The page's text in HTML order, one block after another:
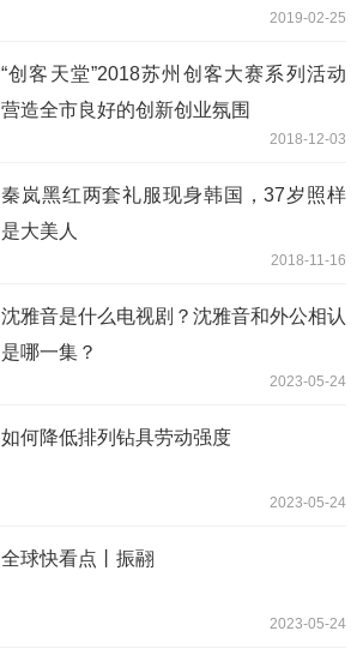
2019-02-25
“创客天堂”2018苏州创客大赛系列活动
营造全市良好的创新创业氛围
2018-12-03
秦岚黑红两套礼服现身韩国，37岁照样
是大美人
2018-11-16
沈雅音是什么电视剧？沈雅音和外公相认
是哪一集？
2023-05-24
如何降低排列钻具劳动强度
2023-05-24
全球快看点丨振翮
2023-05-24